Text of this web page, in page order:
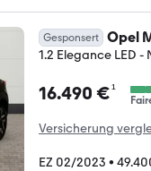
Gesponsert Opel
1.2 Elegance LED
16.490 €¹
Versicherung
EZ 02/2023 •